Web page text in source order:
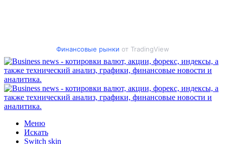
Финансовые рынки от TradingView
Меню
Искать
Switch skin